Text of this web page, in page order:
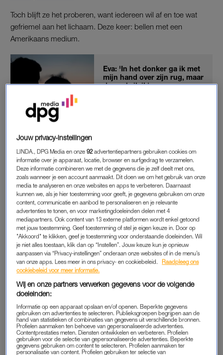
Toch blijft ze het proberen, want iedereen wil af en toe wat
gefriemel aan het lichaam. Deze keer: bellen met een
Amerikaans medium.
Eva: 'In het donker ga ik met
mijn hand over zijn rug, maar
dan schrik ik'
De eerste maanden na het verbreken van mijn langdurige
relatie bracht ik mijn tijd door op sociale media. Nee, ik hield
mijn ex niet in de gaten. Het waren de verschillende
horoscopen en tarotkaarten die ik interessant vond. Ik zocht
houvast, en als astrologeKimberley 2341mij vertelde dat mijn
ex weer bij mij terug zou komen, dan zou dit vast zo zijn.
Toch?
Al gaven al die verschillende kaarten en tekstuele
voorspellingen mij op een gegeven moment geen voldoening
meer. Het was niet persoonlijk, en een door een computer
getrokken kaartje vertrouwde ik niet (meer).
Dus scrolde ik verder op Instagram en kwam ik uit bij Lilliana.
Een Amerikaanse, die zichzelf wegzet als astroloog en
helderziende. Zo doet ze aanchakra balancing,spiritual
healingsen noemt ze zichzelftwinflame-experten ‘reunite
lovers specialist’. Al had er gestaan dat ze tenen leest; dan nog
Jouw privacy-instellingen
LINDA., DPG Media en onze92 advertentiepartners gebruiken cookies om
informatie over je apparaat, locatie, browser en surfgedrag te verzamelen.
Deze informatie combineren we met de gegevens die je zelf deelt met ons,
zoals wanneer je een account aanmaakt. Dit doen we om het gebruik van onze
media te analyseren en onze websites en apps te verbeteren. Daarnaast
kunnen we, als je hier toestemming voor geeft, je gegevens gebruiken om onze
content, communicatie en aanbod te personaliseren en je relevante
advertenties te tonen, en voor marketingdoeleinden delen met 4
mediapartners. Ook content van 13 externe platformen wordt enkel getoond
met jouw toestemming. Geef toestemming of stel je eigen keuze in. Door op
"Akkoord" te klikken, geef je toestemming voor onderstaande doeleinden. Wil
je niet alles toestaan, klik dan op “Instellen”. Jouw keuze kun je opnieuw
aanpassen via “Privacy-instellingen” onderaan onze websites of in de menu’s
van onze apps. Lees meer in ons privacy- en cookiebeleid.
Raadpleeg ons
cookiebeleid voor meer informatie.
Wij en onze partners verwerken gegevens voor de volgende
doeleinden:
Informatie op een apparaat opslaan en/of openen. Beperkte gegevens
gebruiken om advertenties te selecteren. Publieksgroepen begrijpen aan de
hand van statistieken of combinaties van gegevens uit verschillende bronnen.
Profielen aanmaken ten behoeve van gepersonaliseerde advertenties.
Contentprestaties meten. Diensten ontwikkelen en verbeteren. Profielen
gebruiken voor de selectie van gepersonaliseerde advertenties. Beperkte
gegevens gebruiken om content te selecteren. Profielen aanmaken ter
personalisatie van content. Profielen gebruiken ter selectie van